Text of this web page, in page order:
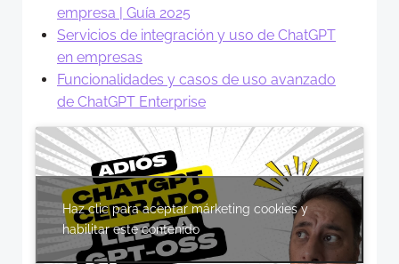
empresa | Guía 2025
Servicios de integración y uso de ChatGPT
en empresas
Funcionalidades y casos de uso avanzado
de ChatGPT Enterprise
Haz clic para aceptar márketing cookies y
habilitar este contenido